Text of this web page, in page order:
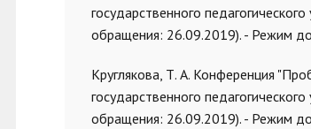
государственного
обращения: 26.09.2019). - Режим
Круглякова, Т. А. Конференция
государственного
обращения: 26.09.2019). - Режим